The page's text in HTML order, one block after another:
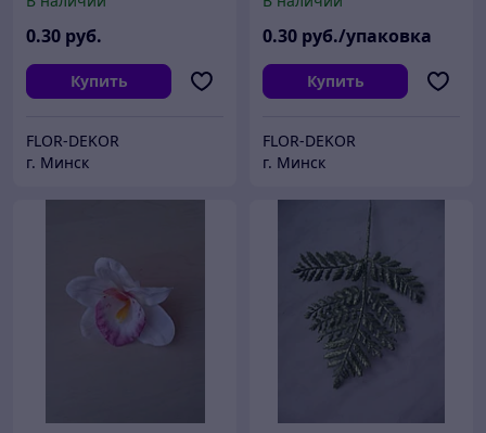
0.30 руб.
Купить
FLOR-DEKOR
г. Минск
0.30 руб./упаковка
Купить
FLOR-DEKOR
г. Минск